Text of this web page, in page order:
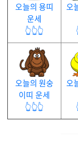
오늘의 용띠
운세
👆👆👆
오
오늘의 원숭
이띠 운세
👆👆👆
오